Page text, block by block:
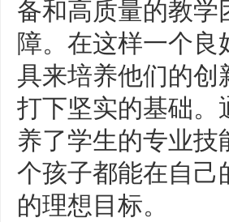
备和高质量的教
障。在这样一个
具来培养他们的
打下坚实的基础
养了学生的专业
个孩子都能在自
的理想目标。